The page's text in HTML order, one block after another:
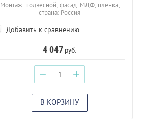
Монтаж: подвесной; фасад: МДФ, пленка;
страна: Россия
Добавить к сравнению
4 047руб.
− +
В КОРЗИНУ